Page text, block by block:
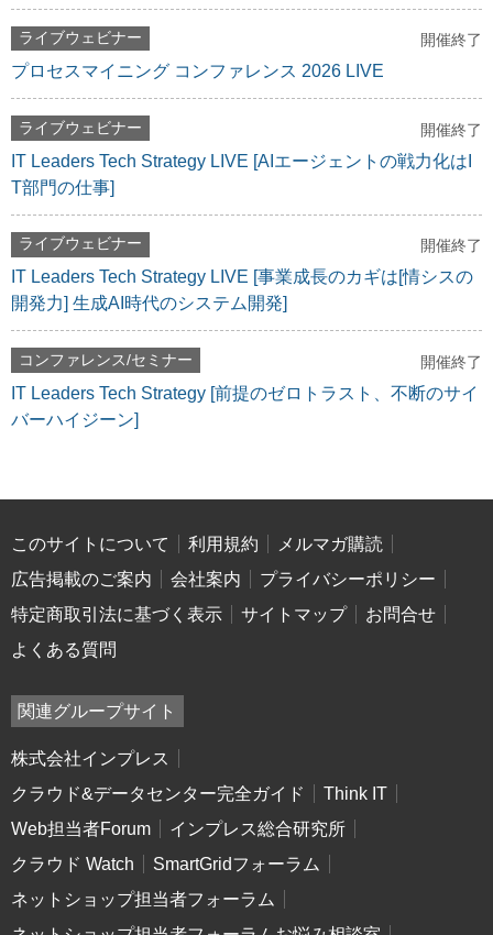
ライブウェビナー 開催終了
プロセスマイニング コンファレンス 2026 LIVE
ライブウェビナー 開催終了
IT Leaders Tech Strategy LIVE [AIエージェントの戦力化はI
T部門の仕事]
ライブウェビナー 開催終了
IT Leaders Tech Strategy LIVE [事業成長のカギは[情シスの
開発力] 生成AI時代のシステム開発]
コンファレンス/セミナー 開催終了
IT Leaders Tech Strategy [前提のゼロトラスト、不断のサイ
バーハイジーン]
このサイトについて 利用規約
メルマガ購読
広告掲載のご案内
会社案内
プライバシーポリシー
特定商取引法に基づく表示
サイトマップ
お問合せ
よくある質問
関連グループサイト
株式会社インプレス
クラウド&データセンター完全ガイド
Think IT
Web担当者Forum
インプレス総合研究所
クラウド Watch
SmartGridフォーラム
ネットショップ担当者フォーラム